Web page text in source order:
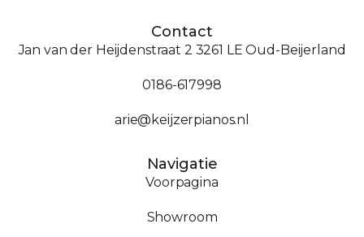
Contact
Jan van der Heijdenstraat 2 3261 LE Oud-Beijerland
0186-617998
arie@keijzerpianos.nl
Navigatie
Voorpagina
Showroom